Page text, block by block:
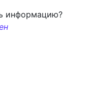
информацию?